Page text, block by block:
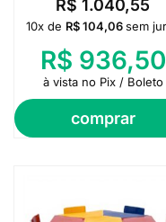
R$ 1.040,55
comprar
10x de R$104,06 sem
R$ 936,50
à vista no Pix / Boleto